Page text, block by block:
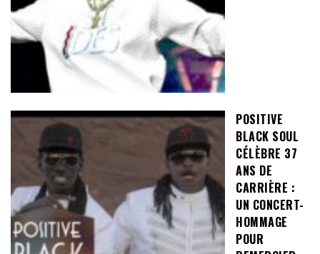
POSITIVE
BLACK SOUL
CÉLÈBRE 37
ANS DE
CARRIÈRE :
UN CONCERT-
HOMMAGE
POUR